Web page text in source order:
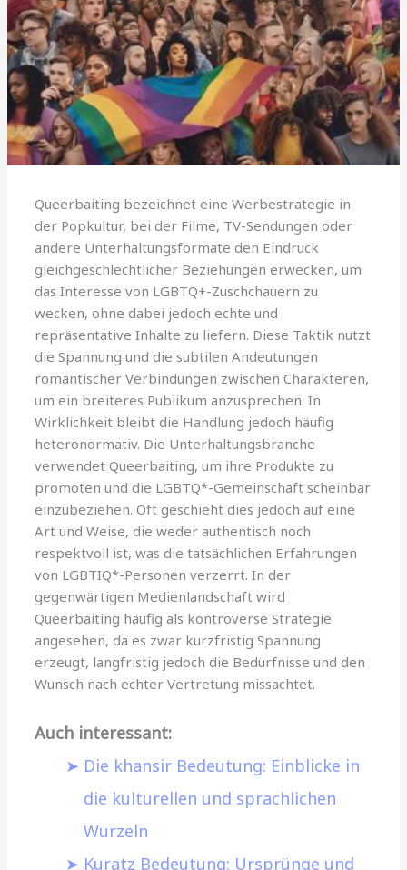
Queerbaiting bezeichnet eine Werbestrategie in
der Popkultur, bei der Filme, TV-Sendungen oder
andere Unterhaltungsformate den Eindruck
gleichgeschlechtlicher Beziehungen erwecken, um
das Interesse von LGBTQ+-Zuschchauern zu
wecken, ohne dabei jedoch echte und
repräsentative Inhalte zu liefern. Diese Taktik nutzt
die Spannung und die subtilen Andeutungen
romantischer Verbindungen zwischen Charakteren,
um ein breiteres Publikum anzusprechen. In
Wirklichkeit bleibt die Handlung jedoch häufig
heteronormativ. Die Unterhaltungsbranche
verwendet Queerbaiting, um ihre Produkte zu
promoten und die LGBTQ*-Gemeinschaft scheinbar
einzubeziehen. Oft geschieht dies jedoch auf eine
Art und Weise, die weder authentisch noch
respektvoll ist, was die tatsächlichen Erfahrungen
von LGBTIQ*-Personen verzerrt. In der
gegenwärtigen Medienlandschaft wird
Queerbaiting häufig als kontroverse Strategie
angesehen, da es zwar kurzfristig Spannung
erzeugt, langfristig jedoch die Bedürfnisse und den
Wunsch nach echter Vertretung missachtet.
Auch interessant:
Die khansir Bedeutung: Einblicke in
die kulturellen und sprachlichen
Wurzeln
Kuratz Bedeutung: Ursprünge und